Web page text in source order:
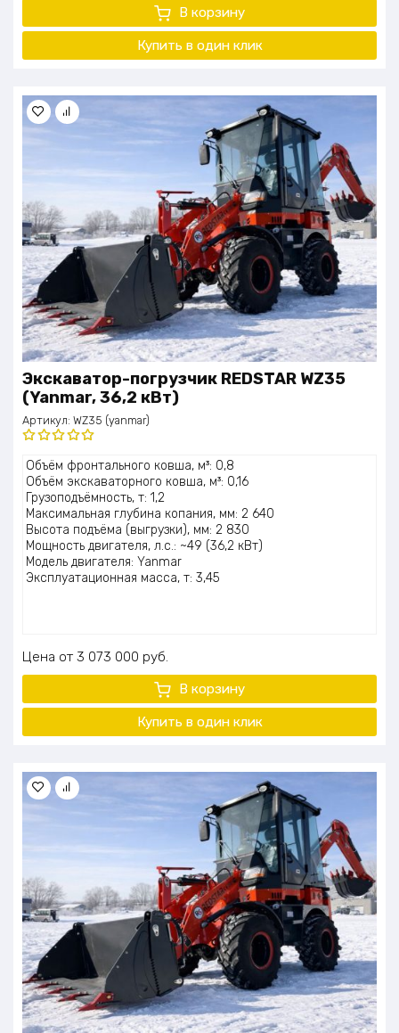
В корзину
Купить в один клик
Экскаватор-погрузчик REDSTAR WZ35
(Yanmar, 36,2 кВт)
Артикул: WZ35 (yanmar)
Оценка
5.00из 5
Объём фронтального ковша, м³: 0,8
Объём экскаваторного ковша, м³: 0,16
Грузоподъёмность, т: 1,2
Максимальная глубина копания, мм: 2 640
Высота подъёма (выгрузки), мм: 2 830
Мощность двигателя, л.с.: ~49 (36,2 кВт)
Модель двигателя: Yanmar
Эксплуатационная масса, т: 3,45
Цена 3 073 000 руб.
В корзину
Купить в один клик